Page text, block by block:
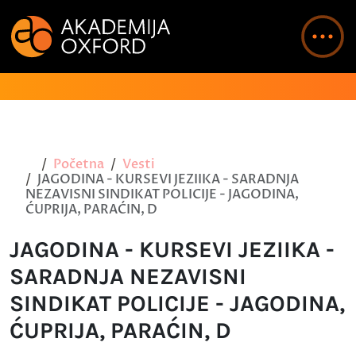
Početna
Vesti
JAGODINA - KURSEVI JEZIIKA - SARADNJA
NEZAVISNI SINDIKAT POLICIJE - JAGODINA,
ĆUPRIJA, PARAĆIN, D
JAGODINA - KURSEVI JEZIIKA -
SARADNJA NEZAVISNI
SINDIKAT POLICIJE - JAGODINA,
ĆUPRIJA, PARAĆIN, D